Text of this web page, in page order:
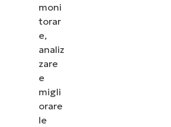
moni
torar
e,
analiz
zare
e
migli
orare
le